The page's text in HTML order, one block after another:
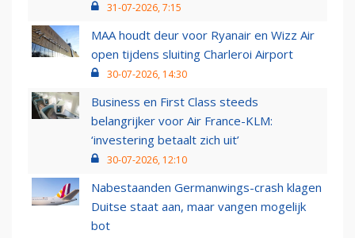
31-07-2026, 7:15
MAA houdt deur voor Ryanair en Wizz Air
open tijdens sluiting Charleroi Airport
30-07-2026, 14:30
Business en First Class steeds
belangrijker voor Air France-KLM:
‘investering betaalt zich uit’
30-07-2026, 12:10
Nabestaanden Germanwings-crash klagen
Duitse staat aan, maar vangen mogelijk
bot